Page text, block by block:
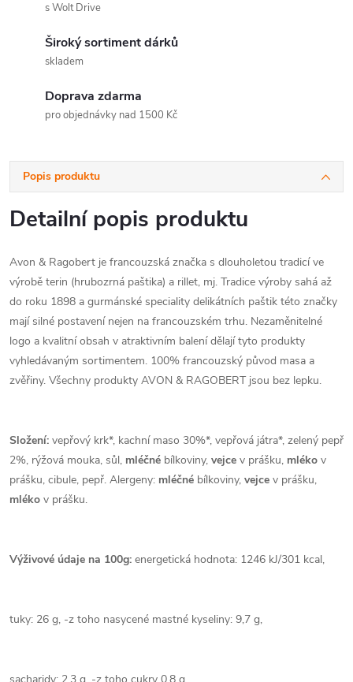
s Wolt Drive
Široký sortiment dárků
skladem
Doprava zdarma
pro objednávky nad 1500 Kč
Popis produktu
Detailní popis produktu
Avon & Ragobert je francouzská značka s dlouholetou tradicí ve
výrobě terin (hrubozrná paštika) a rillet, mj. Tradice výroby sahá až
do roku 1898 a gurmánské speciality delikátních paštik této značky
mají silné postavení nejen na francouzském trhu. Nezaměnitelné
logo a kvalitní obsah v atraktivním balení dělají tyto produkty
vyhledávaným sortimentem. 100% francouzský původ masa a
zvěřiny. Všechny produkty AVON & RAGOBERT jsou bez lepku.
Složení: vepřový krk*, kachní maso 30%*, vepřová játra*, zelený pepř
2%, rýžová mouka, sůl, mléčné bílkoviny, vejce v prášku, mléko v
prášku, cibule, pepř. Alergeny: mléčné bílkoviny, vejce v prášku,
mléko v prášku.
Výživové údaje na 100g: energetická hodnota: 1246 kJ/301 kcal,
tuky: 26 g, -z toho nasycené mastné kyseliny: 9,7 g,